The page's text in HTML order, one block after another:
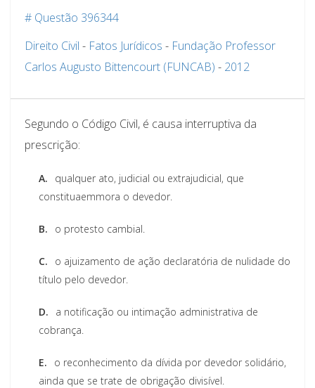
# Questão 396344
Direito Civil - Fatos Jurídicos - Fundação Professor
Carlos Augusto Bittencourt (FUNCAB) - 2012
Segundo o Código Civil, é causa interruptiva da
prescrição:
A.
qualquer ato, judicial ou extrajudicial, que
constituaemmora o devedor.
B. o protesto cambial.
C.
o ajuizamento de ação declaratória de nulidade do
título pelo devedor.
D.
a notificação ou intimação administrativa de
cobrança.
E.
o reconhecimento da dívida por devedor solidário,
ainda que se trate de obrigação divisível.